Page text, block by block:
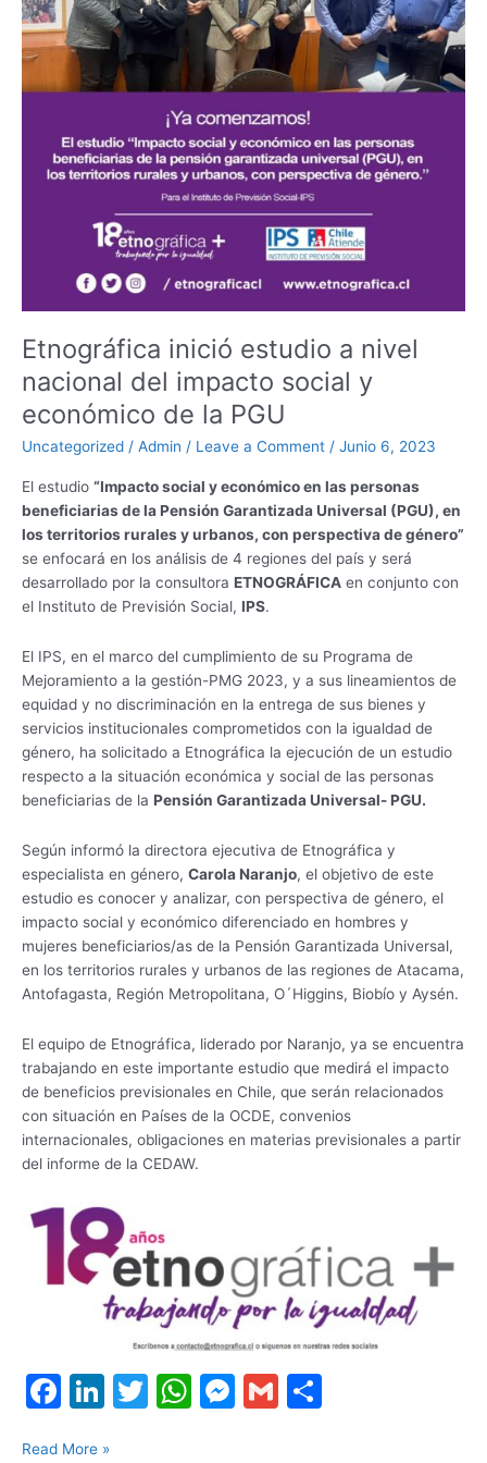
Etnográfica inició estudio a nivel
nacional del impacto social y
económico de la PGU
Uncategorized / Admin / Leave a Comment / Junio 6, 2023
El estudio “Impacto social y económico en las personas
beneficiarias de la Pensión Garantizada Universal (PGU), en
los territorios rurales y urbanos, con perspectiva de género”
se enfocará en los análisis de 4 regiones del país y será
desarrollado por la consultora ETNOGRÁFICA en conjunto con
el Instituto de Previsión Social, IPS.
El IPS, en el marco del cumplimiento de su Programa de
Mejoramiento a la gestión-PMG 2023, y a sus lineamientos de
equidad y no discriminación en la entrega de sus bienes y
servicios institucionales comprometidos con la igualdad de
género, ha solicitado a Etnográfica la ejecución de un estudio
respecto a la situación económica y social de las personas
beneficiarias de la Pensión Garantizada Universal- PGU.
Según informó la directora ejecutiva de Etnográfica y
especialista en género, Carola Naranjo, el objetivo de este
estudio es conocer y analizar, con perspectiva de género, el
impacto social y económico diferenciado en hombres y
mujeres beneficiarios/as de la Pensión Garantizada Universal,
en los territorios rurales y urbanos de las regiones de Atacama,
Antofagasta, Región Metropolitana, O´Higgins, Biobío y Aysén.
El equipo de Etnográfica, liderado por Naranjo, ya se encuentra
trabajando en este importante estudio que medirá el impacto
de beneficios previsionales en Chile, que serán relacionados
con situación en Países de la OCDE, convenios
internacionales, obligaciones en materias previsionales a partir
del informe de la CEDAW.
F
Li T
W M G
del
impacto
y
Read More »